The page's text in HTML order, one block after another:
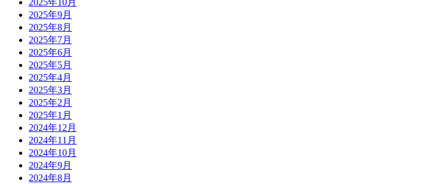
2025年10月
2025年9月
2025年8月
2025年7月
2025年6月
2025年5月
2025年4月
2025年3月
2025年2月
2025年1月
2024年12月
2024年11月
2024年10月
2024年9月
2024年8月